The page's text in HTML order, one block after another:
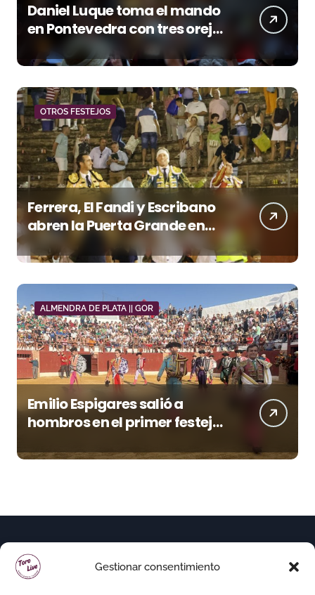
Gestionar consentimiento
Daniel Luque toma el mando
en Pontevedra con tres orejas
y una Puerta Grande de peso
OTROS FESTEJOS
Ferrera, El Fandi y Escribano
abren la Puerta Grande en
una tarde triunfal en Azuaga
ALMENDRA DE PLATA || GOR
Emilio Espigares salió a
hombros en el primer festejo
la Feria de Gor